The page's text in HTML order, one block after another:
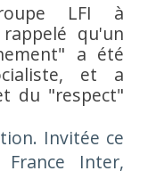
LFI à
qu'un
a été
et a
du "respect"
Invitée ce
Inter,